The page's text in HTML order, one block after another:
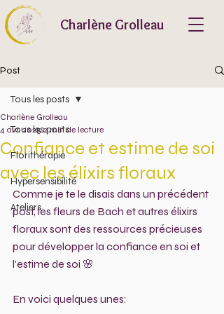
Charlène Grolleau
Post
Tous les posts
Florithérapie
Hypersensibilité
Ateliers
Tous les posts
Confiance et estime de soi
avec les élixirs floraux
Charlène Grolleau
4 avr. 2025 2 min de lecture
Comme je te le disais dans un précédent
post, les fleurs de Bach et autres élixirs
floraux sont des ressources précieuses
pour développer la confiance en soi et
l'estime de soi 🌸
En voici quelques unes: